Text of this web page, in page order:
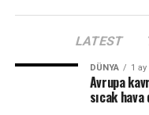
LATEST
DÜNYA 1
Avrupa
sıcak